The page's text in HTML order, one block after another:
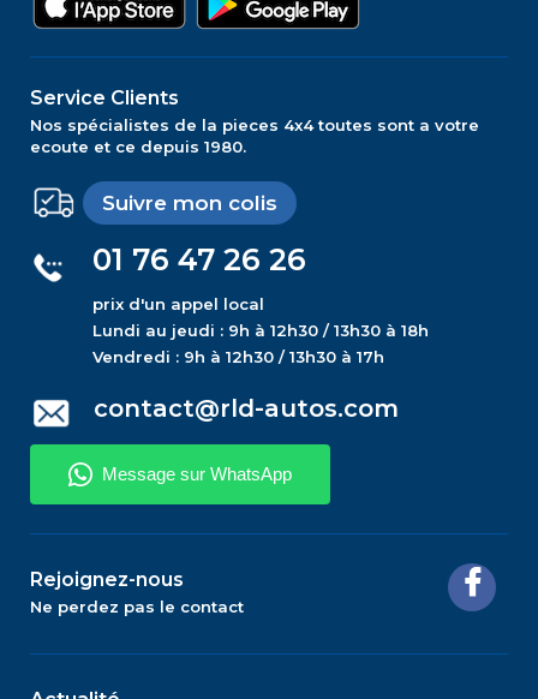
Service Clients
Nos spécialistes de la pieces 4x4 toutes sont a votre
ecoute et ce depuis 1980.
Suivre mon colis
01 76 47 26 26
prix d'un appel local
Lundi au jeudi : 9h à 12h30 / 13h30 à 18h
Vendredi : 9h à 12h30 / 13h30 à 17h
contact@rld-autos.com
Rejoignez-nous
Ne perdez pas le contact